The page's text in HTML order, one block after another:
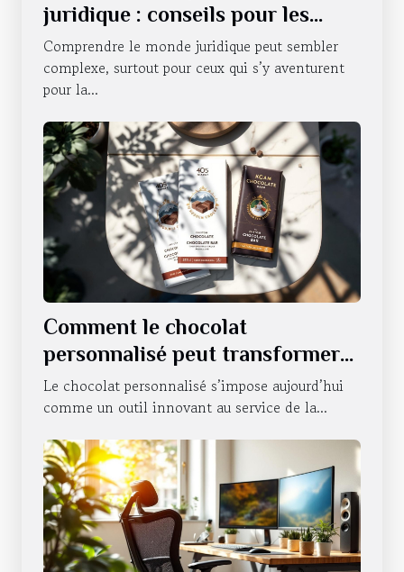
juridique : conseils pour les
novices
Comprendre le monde juridique peut sembler
complexe, surtout pour ceux qui s’y aventurent
pour la...
Comment le chocolat
personnalisé peut transformer
la communication d'entreprise ?
Le chocolat personnalisé s’impose aujourd’hui
comme un outil innovant au service de la...